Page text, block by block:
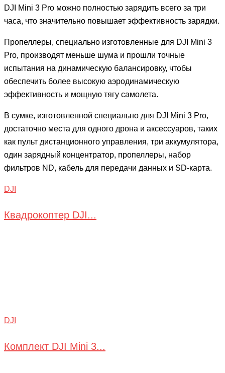
DJI Mini 3 Pro можно полностью зарядить всего за три
часа, что значительно повышает эффективность зарядки.
Пропеллеры, специально изготовленные для DJI Mini 3
Pro, производят меньше шума и прошли точные
испытания на динамическую балансировку, чтобы
обеспечить более высокую аэродинамическую
эффективность и мощную тягу самолета.
В сумке, изготовленной специально для DJI Mini 3 Pro,
достаточно места для одного дрона и аксессуаров, таких
как пульт дистанционного управления, три аккумулятора,
один зарядный концентратор, пропеллеры, набор
фильтров ND, кабель для передачи данных и SD-карта.
DJI
Квадрокоптер DJI...
DJI
Комплект DJI Mini 3...